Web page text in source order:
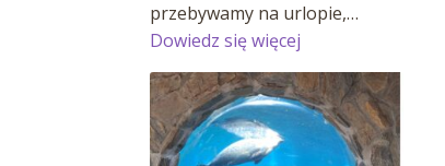
przebywamy na urlopie,…
Dowiedz się więcej:
Przerwa
w
sprzedaży